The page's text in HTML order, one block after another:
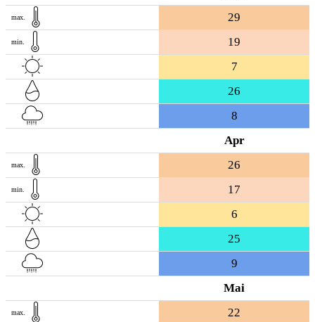
max. 29
min.
19
7
26
8
Apr
max. 26
min.
17
6
25
9
Mai
max. 22